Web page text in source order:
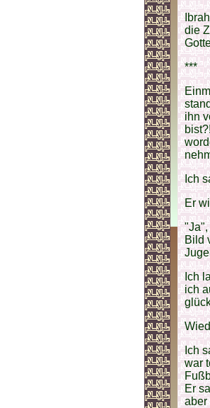
die
***
ihn
Ich
Er
"Ja",
Bild
Ich
ich
Ich
war
Er
aber